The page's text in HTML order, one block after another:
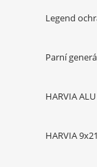
Legend
Parní
HARVIA
HARVIA